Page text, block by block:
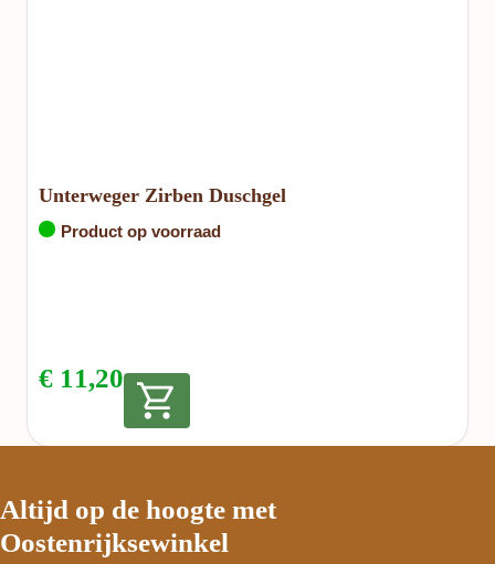
Unterweger Zirben Duschgel
Product op voorraad
€ 11,20
Altijd op de hoogte met
Oostenrijksewinkel